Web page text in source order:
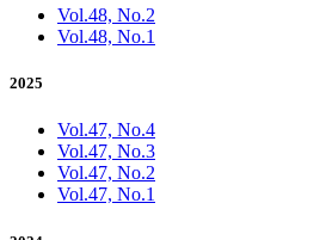
Vol.48, No.2
Vol.48, No.1
2025
Vol.47, No.4
Vol.47, No.3
Vol.47, No.2
Vol.47, No.1